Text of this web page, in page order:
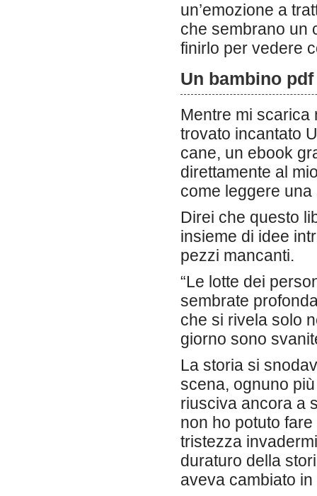
un’emozione a
che sembrano un
finirlo per vedere
Un bambino pdf
Mentre mi scarica
trovato incantato
cane, un ebook
direttamente al
come leggere
Direi che questo
insieme di idee
pezzi mancanti.
“Le lotte dei
sembrate
che si rivela solo
giorno sono
La storia si
scena, ognuno
riusciva ancora a
non ho potuto
tristezza
duraturo della
aveva cambiato